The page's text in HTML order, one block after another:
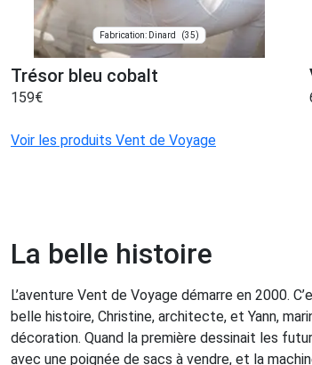
Fabrication: Dinard (35)
Trésor bleu cobalt
159€
Voir les produits Vent de Voyage
La belle histoire
L’aventure Vent de Voyage démarre en 2000.
belle histoire, Christine, architecte, et Yann,
décoration. Quand la première dessinait les
avec une poignée de sacs à vendre, et la